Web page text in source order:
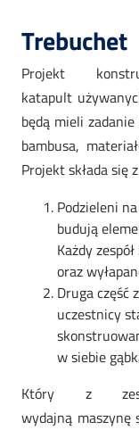
Trebuchet
Projekt
katapult
będą mieli
bambusa,
Projekt składa się
Podzieleni
budują
Każdy
oraz
Druga część
uczestnicy
w siebie
Który z
wydajną maszynę